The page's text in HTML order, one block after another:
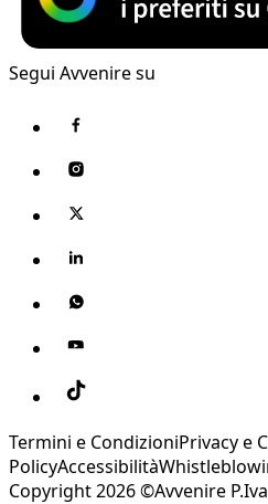
Segui Avvenire su
Termini e CondizioniPrivacy e
PolicyAccessibilità
Copyright 2026 ©Avvenire